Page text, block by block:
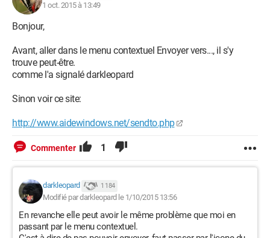
J'ai tenté de revenir à la version pilote antérieure, sans succès.
barre des tâches puis "envoyer un fichier" => sélectionner
appareil => rechercher fichier => envoi
une autre source
Sous W8 je n'ai jamais eu la moindre manip que ce soit à faire
en informatique^^) ?
Merki. ;)
1 oct. 2015 à 13:49
Bonjour,
Avant, aller dans le menu contextuel Envoyer vers..., il s'y
trouve peut-être.
comme l'a signalé darkleopard
Sinon voir ce site:
http://www.aidewindows.net/sendto.php
Commenter 1
darkleopard 1 184
Modifié par darkleopard le 1/10/2015 13:56
En revanche elle peut avoir le même problème que moi en
passant par le menu contextuel.